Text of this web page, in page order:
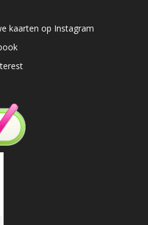
kaarten op Instagram